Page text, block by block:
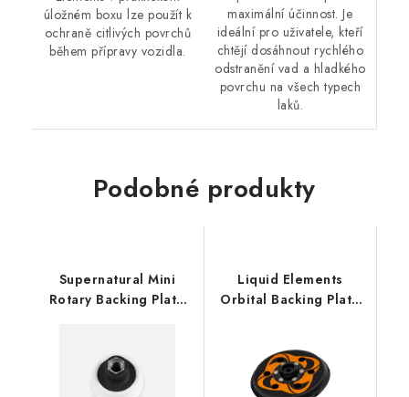
úložném boxu lze použít k
ochraně citlivých povrchů
během přípravy vozidla.
maximální účinnost. Je
ideální pro uživatele, kteří
chtějí dosáhnout rychlého
odstranění vad a hladkého
povrchu na všech typech
laků.
Podobné produkty
Supernatural Mini
Rotary Backing Plate
Liquid Elements
Orbital Backing Plate
V2